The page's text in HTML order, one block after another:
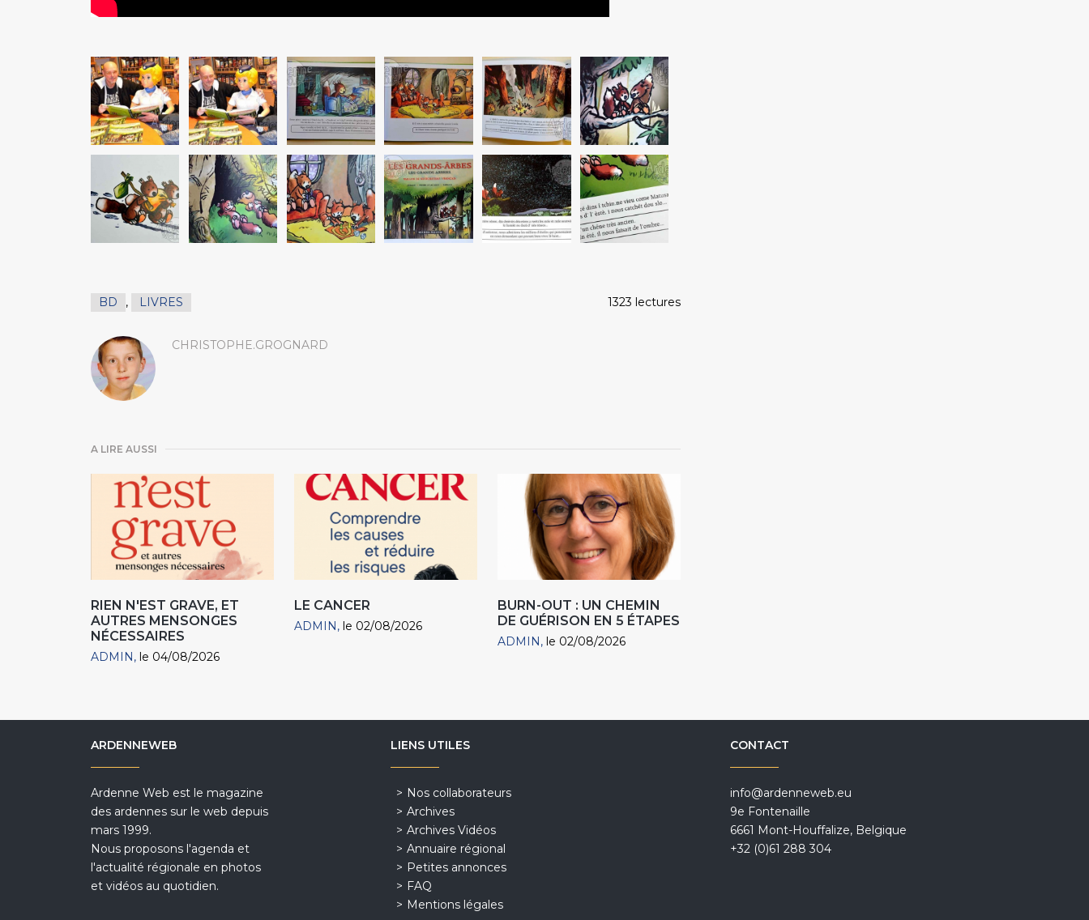
BD , LIVRES 1323 lectures
CHRISTOPHE.GROGNARD
A LIRE AUSSI
RIEN N'EST GRAVE, ET
AUTRES MENSONGES
NÉCESSAIRES
ADMIN le 04/08/2026
LE CANCER
ADMIN le 02/08/2026
BURN-OUT : UN CHEMIN
DE GUÉRISON EN 5 ÉTAPES
ADMIN le 02/08/2026
ARDENNEWEB
Ardenne Web est le magazine
des ardennes sur le web depuis
mars 1999.
Nous proposons l'agenda et
l'actualité régionale en photos
et vidéos au quotidien.
LIENS UTILES
Nos collaborateurs
Archives
Archives Vidéos
Annuaire régional
Petites annonces
FAQ
Mentions légales
CONTACT
info@ardenneweb.eu
9e Fontenaille
6661 Mont-Houffalize, Belgique
+32 (0)61 288 304